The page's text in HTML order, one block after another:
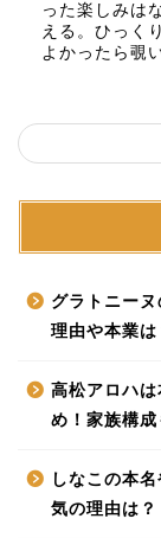
った楽しみは
える。ひっく
よかったら覗
グラトニー
理由や本業は
高松アロハ
め！家族構成
しなこの本
気の理由は？